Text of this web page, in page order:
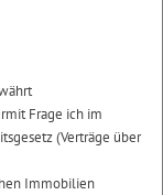
Frage ich im
(Verträge über
Immobilien